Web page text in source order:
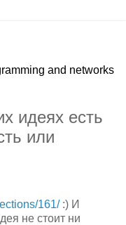
and networks
идеях есть
или
161/:) И
не стоит ни